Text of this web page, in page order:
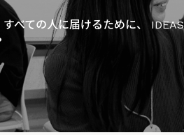
べての人に届けるために、 IDEAS